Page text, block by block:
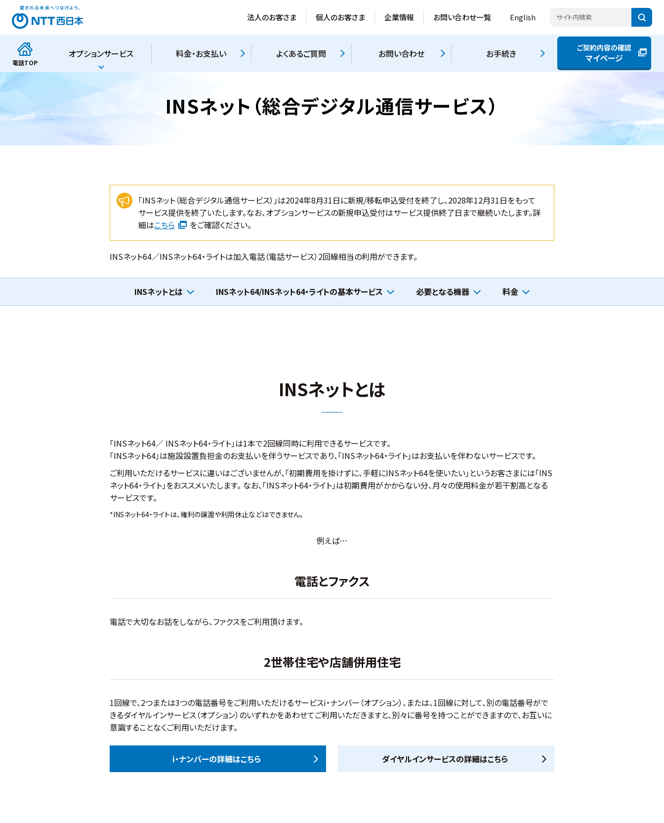
法人のお客さま 個人のお客さま 企業情報 お問い合わせ一覧 English
電話TOP
オプションサービス 料金・お支払い よくあるご質問 お問い合わせ お手続き ご契約内容の確認
マイページ
INSネット（総合デジタル通信サービス）
「INSネット（総合デジタル通信サービス）」は2024年8月31日に新規/移転申込受付を終了し、2028年12月31日をもって
サービス提供を終了いたします。なお、オプションサービスの新規申込受付はサービス提供終了日まで継続いたします。詳
細はこちら をご確認ください。
INSネット64／INSネット64・ライトは加入電話（電話サービス）2回線相当の利用ができます。
INSネットとは INSネット64/INSネット64・ライトの基本サービス 必要となる機器 料金
INSネットとは
「INSネット64／ INSネット64・ライト」は1本で2回線同時に利用できるサービスです。
「INSネット64」は施設設置負担金のお支払いを伴うサービスであり、「INSネット64・ライト」はお支払いを伴わないサービスです。
ご利用いただけるサービスに違いはございませんが、「初期費用を掛けずに、手軽にINSネット64を使いたい」というお客さまには「INS
ネット64・ライト」をおススメいたします。 なお、「INSネット64・ライト」は初期費用がかからない分、月々の使用料金が若干割高となる
サービスです。
*INSネット64・ライトは、権利の譲渡や利用休止などはできません。
例えば…
電話とファクス
電話で大切なお話をしながら、ファクスをご利用頂けます。
2世帯住宅や店舗併用住宅
1回線で、2つまたは3つの電話番号をご利用いただけるサービスi・ナンバー（オプション）、または、1回線に対して、別の電話番号がで
きるダイヤルインサービス（オプション）のいずれかをあわせてご利用いただきますと、別々に番号を持つことができますので、お互いに
意識することなくご利用いただけます。
i・ナンバーの詳細はこちら ダイヤルインサービスの詳細はこちら